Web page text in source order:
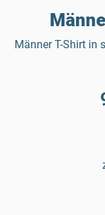
Männer T-Shirt in